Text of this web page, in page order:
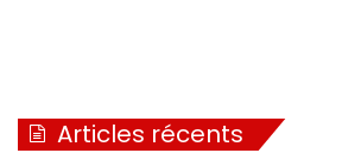
Articles récents